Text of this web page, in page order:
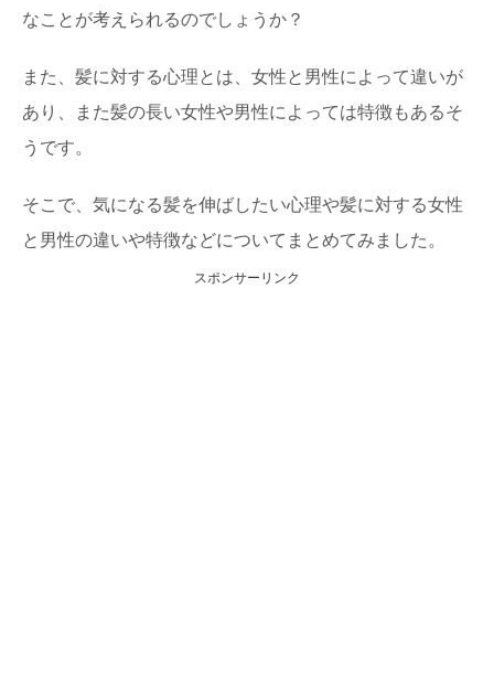
なことが考えられるのでしょうか？
また、髪に対する心理とは、女性と男性によって違いが
あり、また髪の長い女性や男性によっては特徴もあるそ
うです。
そこで、気になる髪を伸ばしたい心理や髪に対する女性
と男性の違いや特徴などについてまとめてみました。
スポンサーリンク